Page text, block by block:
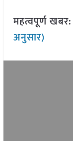
महत्वपूर्ण खबर:
अनुसार)